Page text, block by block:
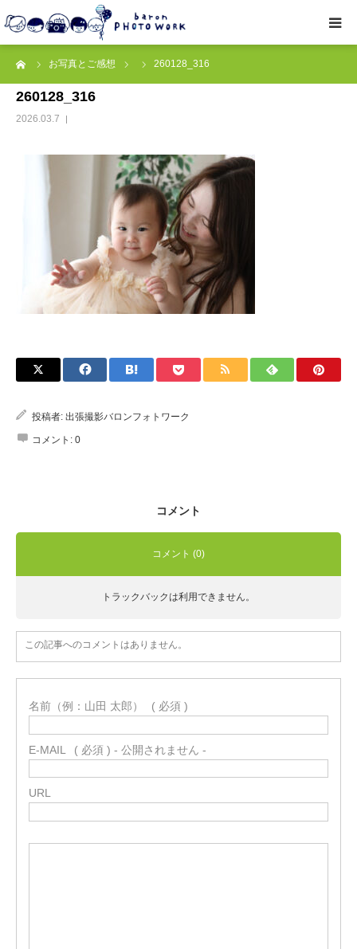
お写真とご感想 260128_316
260128_316
2026.03.7
投稿者: 出張撮影バロンフォトワーク
コメント: 0
コメント
コメント (0)
トラックバックは利用できません。
この記事へのコメントはありません。
名前（例：山田 太郎） ( 必須 )
E-MAIL ( 必須 ) - 公開されません -
URL
撮影プラン
私たちについて
オプション
● お写真とご感想
レッスン/撮影会
取材・企業・オーナーさま
Q&A